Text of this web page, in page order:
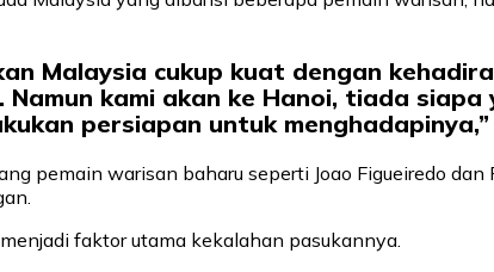
Malaysia cukup kuat dengan
kami akan ke Hanoi, tiada siapa
persiapan untuk
pemain warisan baharu seperti Joao Figueiredo
faktor utama kekalahan pasukannya.